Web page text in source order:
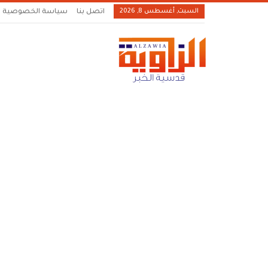
السبت, أغسطس 8, 2026 اتصل بنا سياسة الخصوصية